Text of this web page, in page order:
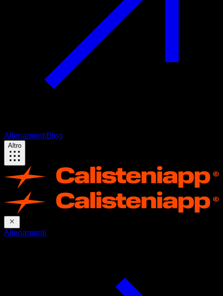
AllenamentiBlog
Altro
Allenamenti